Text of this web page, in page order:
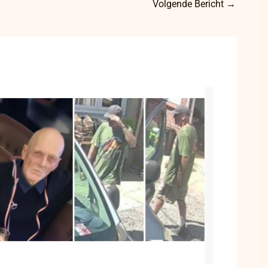
Volgende Bericht →